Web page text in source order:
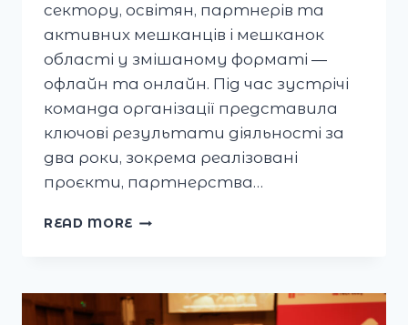
сектору, освітян, партнерів та
активних мешканців і мешканок
області у змішаному форматі —
офлайн та онлайн. Під час зустрічі
команда організації представила
ключові результати діяльності за
два роки, зокрема реалізовані
проєкти, партнерства…
READ MORE ПУБЛІЧНИЙ
ЄВРОПЕЙСЬКИЙ»:
РЕЗУЛЬТАТИ